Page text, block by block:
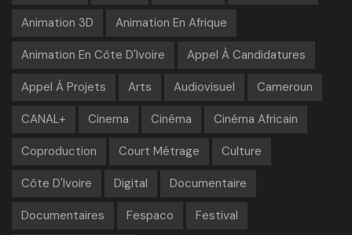
Animation 3D Animation En Afrique
Animation En Côte D'Ivoire Appel À Candidatures
Appel À Projets Arts Audiovisuel Cameroun
CANAL+ Cinema Cinéma Cinéma Africain
Coproduction Court Métrage Culture
Côte D'Ivoire Digital Documentaire
Documentaires Fespaco Festival